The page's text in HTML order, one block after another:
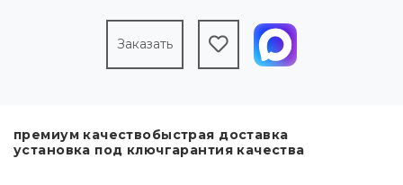
Заказать
премиум качествобыстрая доставка
установка под ключгарантия качества